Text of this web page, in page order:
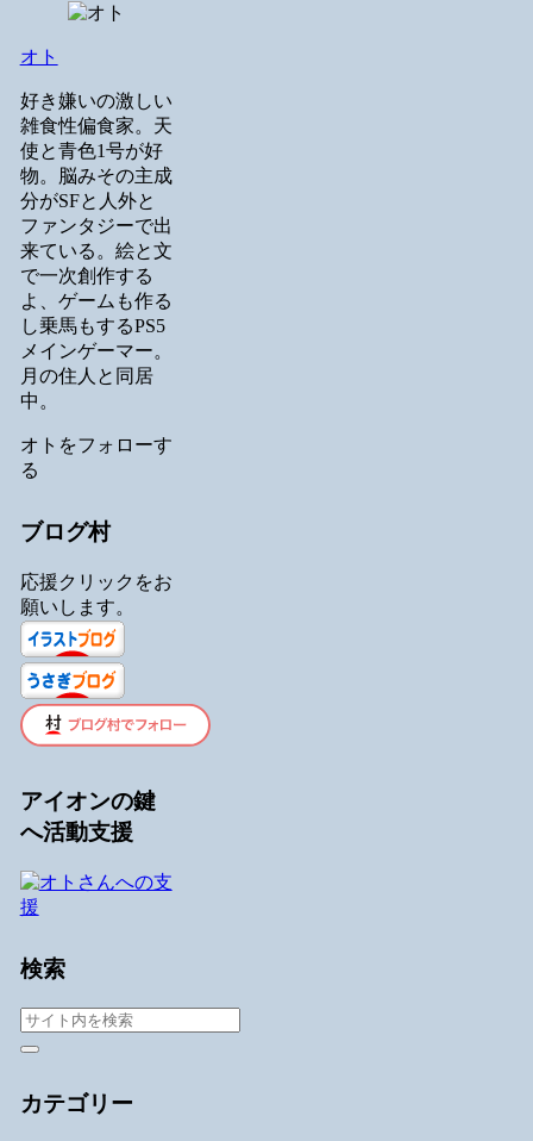
オト
好き嫌いの激しい
雑食性偏食家。天
使と青色1号が好
物。脳みその主成
分がSFと人外と
ファンタジーで出
来ている。絵と文
で一次創作する
よ、ゲームも作る
し乗馬もするPS5
メインゲーマー。
月の住人と同居
中。
オトをフォローす
る
ブログ村
応援クリックをお
願いします。
アイオンの鍵
へ活動支援
検索
カテゴリー